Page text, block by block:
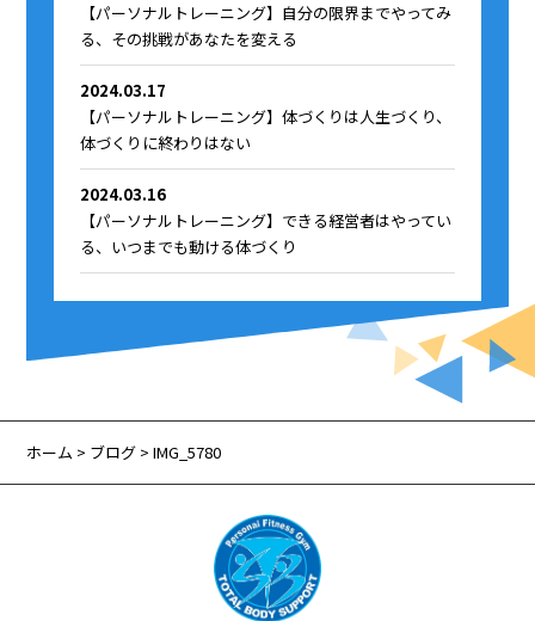
【パーソナルトレーニング】自分の限界までやってみ
る、その挑戦があなたを変える
2024.03.17
【パーソナルトレーニング】体づくりは人生づくり、
体づくりに終わりはない
2024.03.16
【パーソナルトレーニング】できる経営者はやってい
る、いつまでも動ける体づくり
ホーム > ブログ > IMG_5780